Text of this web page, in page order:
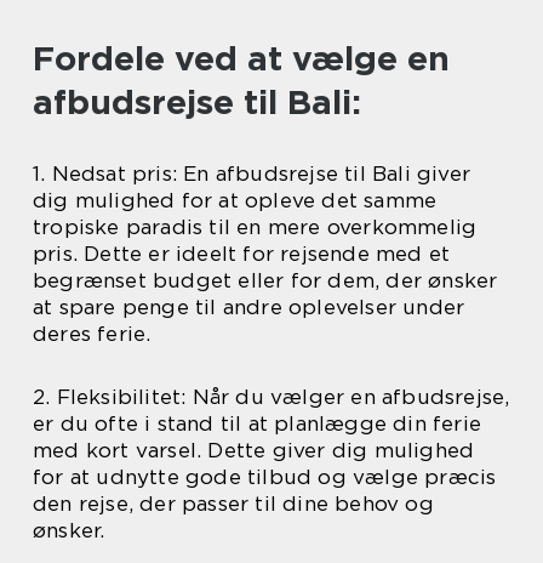
Fordele ved at vælge en
afbudsrejse til Bali:
1. Nedsat pris: En afbudsrejse til Bali giver
dig mulighed for at opleve det samme
tropiske paradis til en mere overkommelig
pris. Dette er ideelt for rejsende med et
begrænset budget eller for dem, der ønsker
at spare penge til andre oplevelser under
deres ferie.
2. Fleksibilitet: Når du vælger en afbudsrejse,
er du ofte i stand til at planlægge din ferie
med kort varsel. Dette giver dig mulighed
for at udnytte gode tilbud og vælge præcis
den rejse, der passer til dine behov og
ønsker.